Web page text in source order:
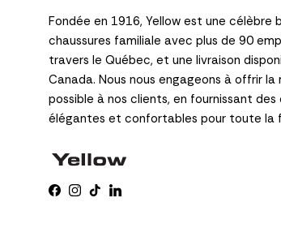
Fondée en 1916, Yellow est une célèbre
chaussures familiale avec plus de 90
travers le Québec, et une livraison
Canada. Nous nous engageons à offrir la
possible à nos clients, en fournissant des
élégantes et confortables pour toute la
Facebook
Instagram
TikTokLinkedIn